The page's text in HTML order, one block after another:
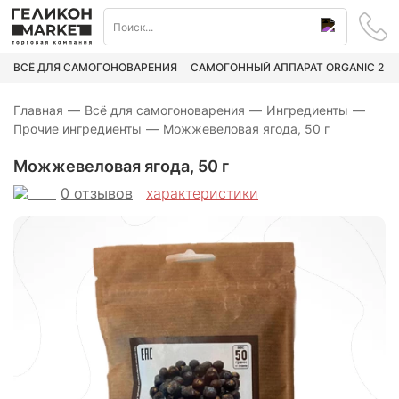
ВСЁ ДЛЯ САМОГОНОВАРЕНИЯ САМОГОННЫЙ АППАРАТ ORGANIC 2
Главная — Всё для самогоноварения — Ингредиенты —
Прочие ингредиенты — Можжевеловая ягода, 50 г
Можжевеловая ягода, 50 г
0 отзывов характеристики